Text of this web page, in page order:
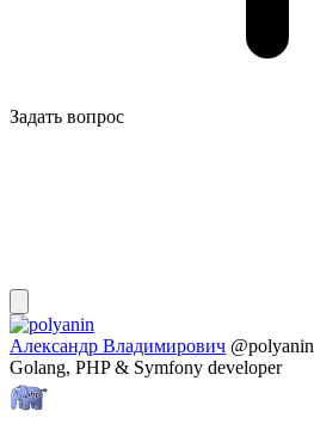
Задать вопрос
Александр Владимирович @polyanin
Golang, PHP & Symfony developer